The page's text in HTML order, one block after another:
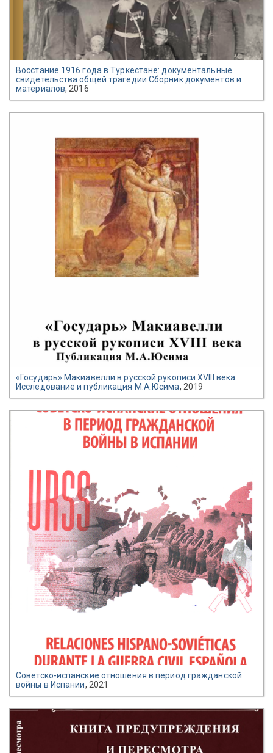
Восстание 1916 года в Туркестане: документальные
свидетельства общей трагедии Сборник документов и
материалов, 2016
«Государь» Макиавелли в русской рукописи XVIII века.
Исследование и публикация М.А.Юсима, 2019
Советско-испанские отношения в период гражданской
войны в Испании, 2021